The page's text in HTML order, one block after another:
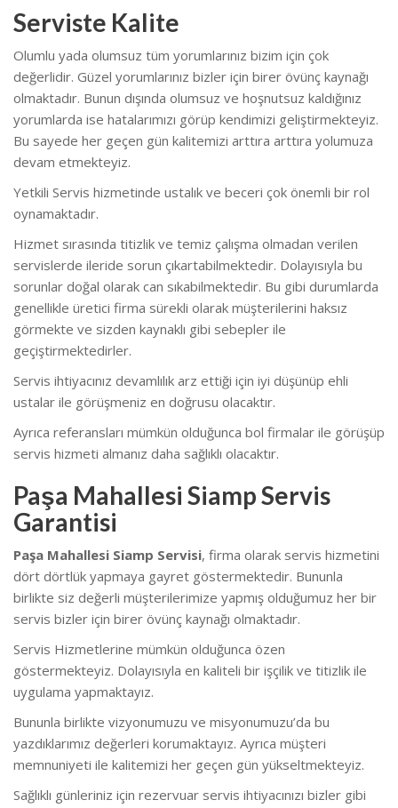
Serviste Kalite
Olumlu yada olumsuz tüm yorumlarınız bizim için çok
değerlidir. Güzel yorumlarınız bizler için birer övünç kaynağı
olmaktadır. Bunun dışında olumsuz ve hoşnutsuz kaldığınız
yorumlarda ise hatalarımızı görüp kendimizi geliştirmekteyiz.
Bu sayede her geçen gün kalitemizi arttıra arttıra yolumuza
devam etmekteyiz.
Yetkili Servis hizmetinde ustalık ve beceri çok önemli bir rol
oynamaktadır.
Hizmet sırasında titizlik ve temiz çalışma olmadan verilen
servislerde ileride sorun çıkartabilmektedir. Dolayısıyla bu
sorunlar doğal olarak can sıkabilmektedir. Bu gibi durumlarda
genellikle üretici firma sürekli olarak müşterilerini haksız
görmekte ve sizden kaynaklı gibi sebepler ile
geçiştirmektedirler.
Servis ihtiyacınız devamlılık arz ettiği için iyi düşünüp ehli
ustalar ile görüşmeniz en doğrusu olacaktır.
Ayrıca referansları mümkün olduğunca bol firmalar ile görüşüp
servis hizmeti almanız daha sağlıklı olacaktır.
Paşa Mahallesi Siamp Servis
Garantisi
Paşa Mahallesi Siamp Servisi, firma olarak servis hizmetini
dört dörtlük yapmaya gayret göstermektedir. Bununla
birlikte siz değerli müşterilerimize yapmış olduğumuz her bir
servis bizler için birer övünç kaynağı olmaktadır.
Servis Hizmetlerine mümkün olduğunca özen
göstermekteyiz. Dolayısıyla en kaliteli bir işçilik ve titizlik ile
uygulama yapmaktayız.
Bununla birlikte vizyonumuzu ve misyonumuzu’da bu
yazdıklarımız değerleri korumaktayız. Ayrıca müşteri
memnuniyeti ile kalitemizi her geçen gün yükseltmekteyiz.
Sağlıklı günleriniz için rezervuar servis ihtiyacınızı bizler gibi